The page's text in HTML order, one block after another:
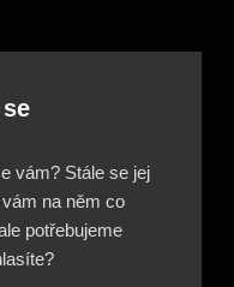
vám? Stále se jej
na něm co
potřebujeme